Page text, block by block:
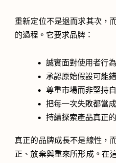
重新定位不是退而求其次，
的過程。它要求品牌：
誠實面對使用者行為
承認原始假設可能
尊重市場而非堅持
把每一次失敗都當
持續探索產品真正
真正的品牌成長不是線性，
正、放棄與重來所形成。在